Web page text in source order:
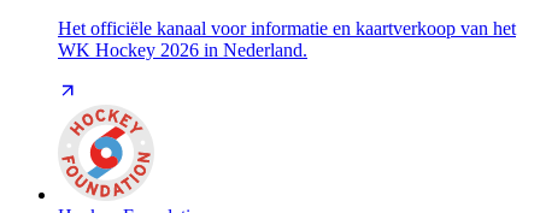
Het officiële kanaal voor informatie en kaartverkoop van het
WK Hockey 2026 in Nederland.